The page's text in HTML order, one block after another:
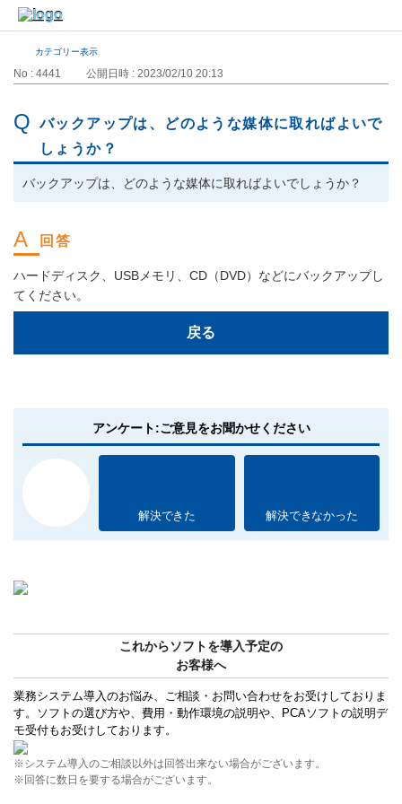
カテゴリー表示
No : 4441 公開日時 : 2023/02/10 20:13
バックアップは、どのような媒体に取ればよいで
しょうか？
バックアップは、どのような媒体に取ればよいでしょうか？
ハードディスク、USBメモリ、CD（DVD）などにバックアップし
てください。
戻る
アンケート:ご意見をお聞かせください
解決できた 解決できなかった
これからソフトを導入予定の
お客様へ
業務システム導入のお悩み、ご相談・お問い合わせをお受けしておりま
す。ソフトの選び方や、費用・動作環境の説明や、PCAソフトの説明デ
モ受付もお受けしております。
※システム導入のご相談以外は回答出来ない場合がございます。
※回答に数日を要する場合がございます。